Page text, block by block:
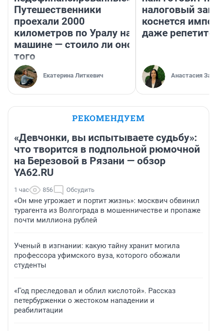
Путешественники
проехали 2000
километров по Уралу на
машине — стоило ли оно
того
Екатерина Литкевич
налоговый
коснется
даже
Анастасия
РЕКОМЕНДУЕМ
«Девчонки, вы испытываете судьбу»:
что творится в подпольной рюмочной
на Березовой в Рязани — обзор
YA62.RU
1 час 856 Обсудить
«Он мне угрожает и портит жизнь»: москвич обвинил
турагента из Волгограда в мошенничестве и пропаже
почти миллиона рублей
Ученый в изгнании: какую тайну хранит могила
профессора уфимского вуза, которого обожали
студенты
«Год преследовал и облил кислотой». Рассказ
петербурженки о жестоком нападении и
реабилитации